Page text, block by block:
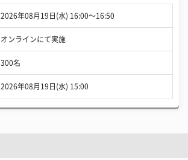
2026年08月19日(水) 16:00〜16:50
オンラインにて実施
300名
2026年08月19日(水) 15:00